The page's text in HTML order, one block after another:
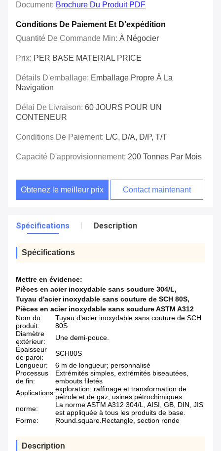
Document: Brochure Du Produit PDF
Conditions De Paiement Et D'expédition
Quantité De Commande Min: À Négocier
Prix: PER BASE MATERIAL PRICE
Détails D'emballage: Emballage Propre À La
Navigation
Délai De Livraison: 60 JOURS POUR UN
CONTENEUR
Conditions De Paiement: L/C, D/A, D/P, T/T
Capacité D'approvisionnement: 200 Tonnes Par Mois
Obtenez le meilleur prix Contact maintenant
Spécifications Description
Spécifications
Mettre en évidence:
Pièces en acier inoxydable sans soudure 304/L,
Tuyau d'acier inoxydable sans couture de SCH 80S,
Pièces en acier inoxydable sans soudure ASTM A312
Nom du
produit:
Tuyau d'acier inoxydable sans couture de SCH
80S
Diamètre
extérieur:
Une demi-pouce.
Épaisseur
de paroi:
SCH80S
Longueur:
6 m de longueur; personnalisé
Processus
de fin:
Extrémités simples, extrémités biseautées,
embouts filetés
Applications:exploration, raffinage et transformation de
pétrole et de gaz, usines pétrochimiques
norme:
La norme ASTM A312 304/L, AISI, GB, DIN, JIS
est appliquée à tous les produits de base.
Forme:
Round.square.Rectangle, section ronde
Description